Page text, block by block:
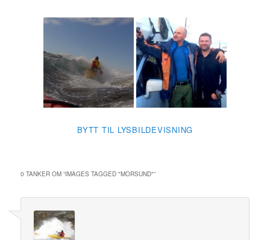
BYTT TIL LYSBILDEVISNING
0 TANKER OM “IMAGES TAGGED "MORSUND"”